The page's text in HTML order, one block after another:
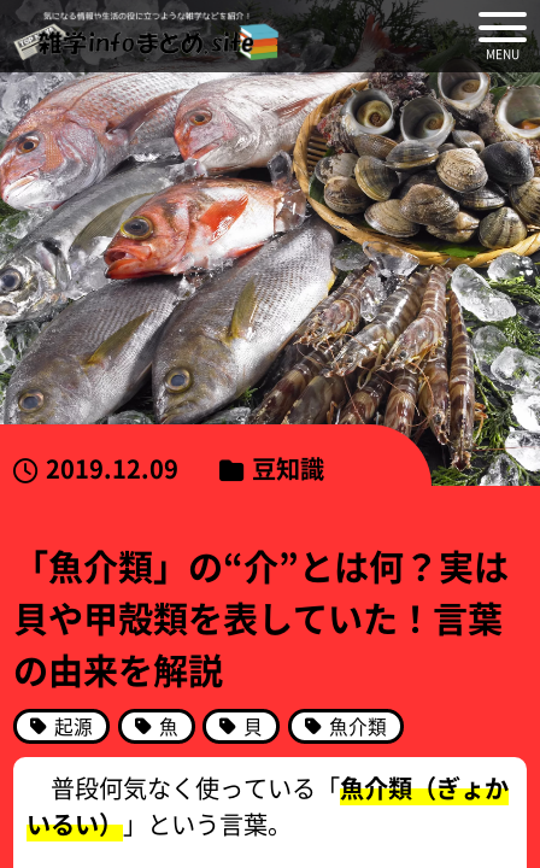
気になる情報や生活の
2019.12.09 豆知識
「魚介類」の“介”とは何？実は
貝や甲殻類を表していた！言葉
の由来を解説
起源 魚 貝 魚介類
普段何気なく使っている「魚介類（ぎょか
いるい）」という言葉。